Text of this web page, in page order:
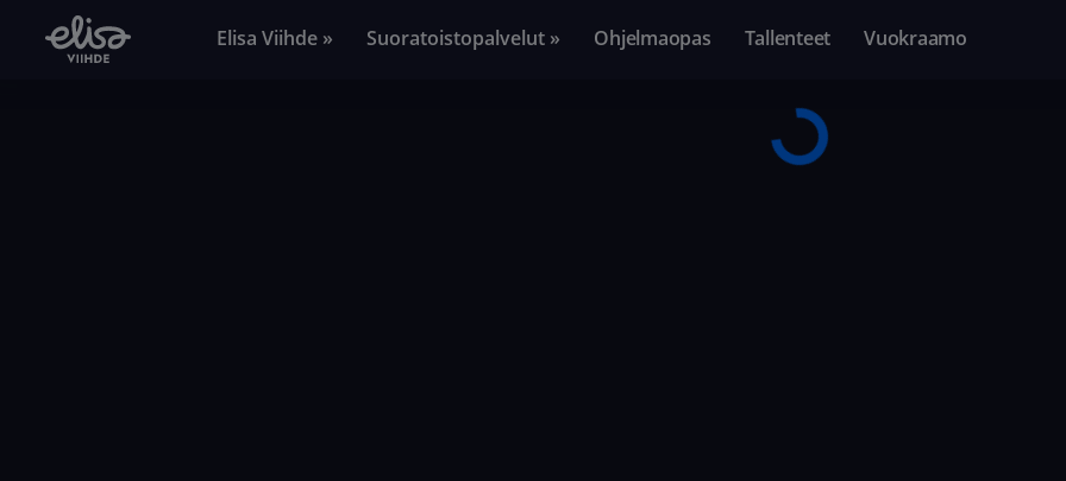
Elisa Viihde » Suoratoistopalvelut » Ohjelmaopas Tallenteet Vuokraamo